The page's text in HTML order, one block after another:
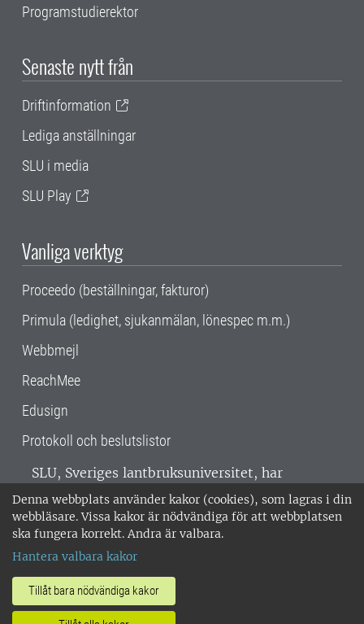
Denna webbplats använder kakor (cookies), som lagras i din
webbläsare. Vissa kakor är nödvändiga för att webbplatsen
ska fungera korrekt. Andra är valbara.
Hantera valbara kakor
Tillåt bara nödvändiga kakor
Programstudierektor
Senaste nytt från
Driftinformation
Lediga anställningar
SLU i media
SLU Play
Vanliga verktyg
Proceedo (beställningar, fakturor)
Primula (ledighet, sjukanmälan, lönespec m.m.)
Webbmejl
ReachMee
Edusign
Protokoll och beslutslistor
SLU, Sveriges lantbruksuniversitet, har
verksamhet över hela Sverige. Huvudorter är
Alnarp, Uppsala och Umeå.SLU är
miljöcertifierat enligt ISO 14001. •
018-67 10 00 • Org nr: 202100-2817 •
Om SLU:s webbplatser
•Hantera kakor•Behandling av